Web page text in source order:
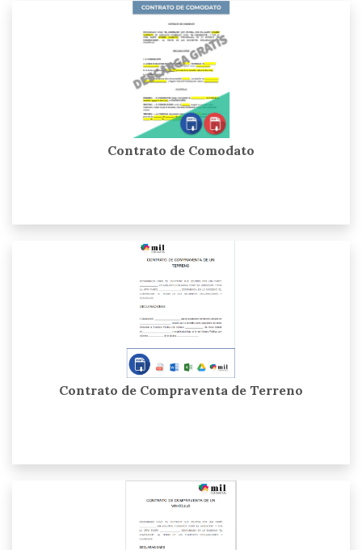
Contrato de Comodato
Contrato de Compraventa de Terreno